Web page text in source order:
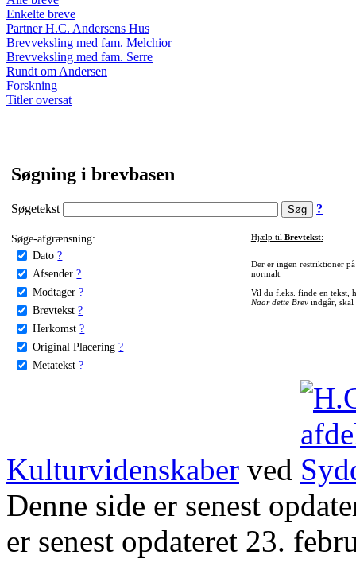
Enkelte breve
Partner H.C. Andersens Hus
Brevveksling med fam. Melchior
Brevveksling med fam. Serre
Rundt om Andersen
Forskning
Titler oversat
Søgning i brevbasen
Søgetekst ?
Søge-afgrænsning:
Dato ?
Afsender ?
Modtager ?
Brevtekst ?
Herkomst ?
Original Placering ?
Metatekst ?
Hjælp til Brevtekst:
Der er ingen restriktioner
normalt.
Vil du f.eks. finde en tekst,
Naar dette Brevindgår, skal
Kulturvidenskaber ved
Denne side er senest
er senest opdateret 23.